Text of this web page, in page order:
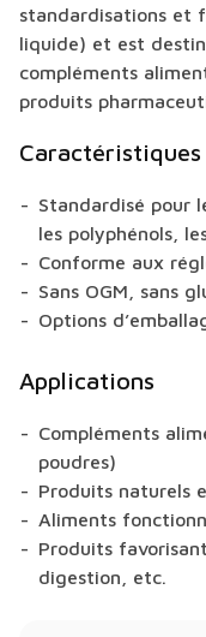
standardisations et
liquide) et est
compléments
produits
Standardisé pour
les polyphénols,
Conforme aux
Sans OGM, sans
Options
Applications
Compléments
poudres)
Produits naturels
Aliments
Produits
digestion, etc.